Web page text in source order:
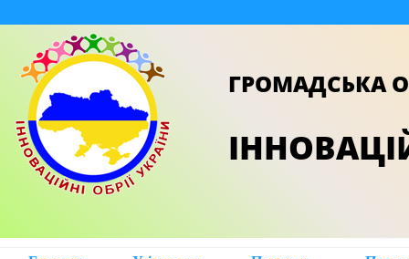
ГРОМАДСЬКА